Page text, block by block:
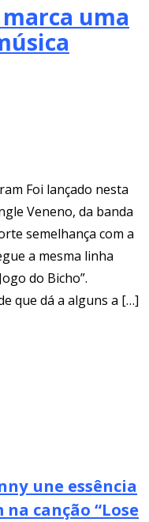
uma
Foi lançado nesta
Veneno, da banda
semelhança com a
a mesma linha
do Bicho”.
que dá a alguns a […]
une essência
canção “Lose